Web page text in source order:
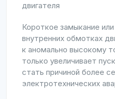
двигателя
Короткое замыкание
внутренних обмотках
к аномально высокому
только увеличивает
стать причиной более
электротехнических